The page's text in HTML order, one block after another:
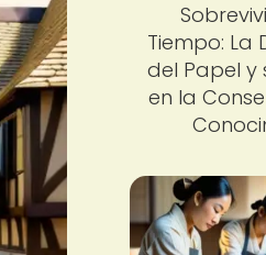
Tiempo: La
del Papel y
en la